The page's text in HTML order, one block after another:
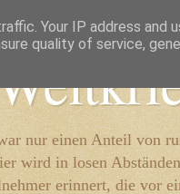
nur einen Anteil von
wird in losen
erinnert, die vor
Your IP address and
quality of service,